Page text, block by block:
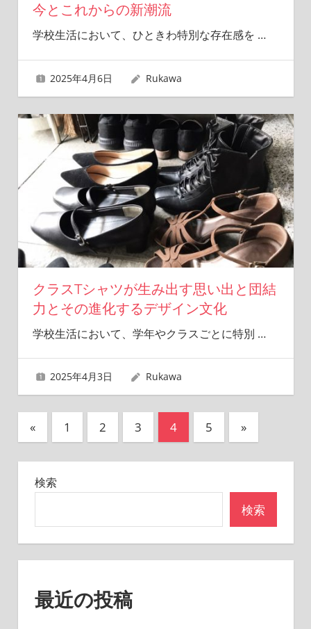
今とこれからの新潮流
学校生活において、ひときわ特別な存在感を …
2025年4月6日 Rukawa
クラスTシャツが生み出す思い出と団結
力とその進化するデザイン文化
学校生活において、学年やクラスごとに特別 …
2025年4月3日 Rukawa
投
の
ー
ジ
り
«前
の
記
事
1 2 3 4 5
次
の
記
»
検索
検索
最近の投稿